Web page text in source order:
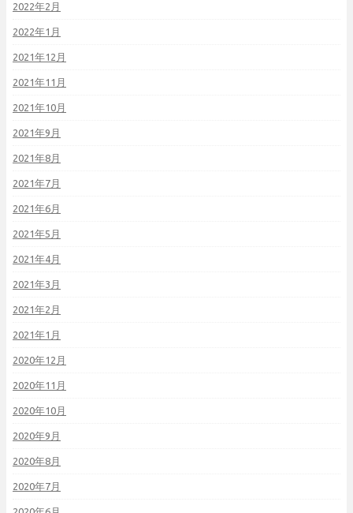
2022年2月
2022年1月
2021年12月
2021年11月
2021年10月
2021年9月
2021年8月
2021年7月
2021年6月
2021年5月
2021年4月
2021年3月
2021年2月
2021年1月
2020年12月
2020年11月
2020年10月
2020年9月
2020年8月
2020年7月